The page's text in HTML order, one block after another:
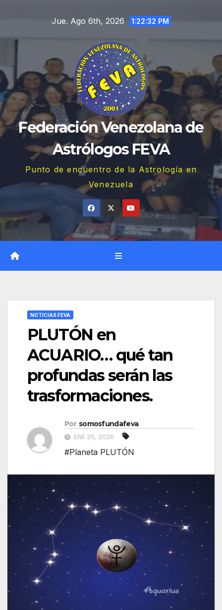
contenido
Jue. Ago 6th, 2026 1:22:33 PM
Federación Venezolana de
Astrólogos FEVA
Punto de encuentro de la Astrología en
Venezuela
NOTICIAS FEVA
PLUTÓN en
ACUARIO… qué tan
profundas serán las
trasformaciones.
Por somosfundafeva
ENE 20, 2026
#Planeta PLUTÓN